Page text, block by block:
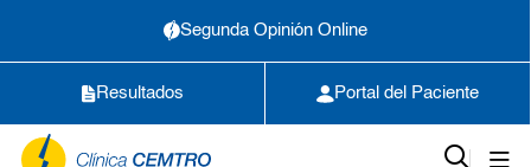
Segunda Opinión Online
Resultados Portal del Paciente